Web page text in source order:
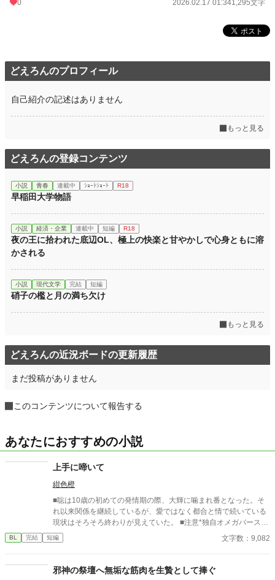
0 2026.02.17 01:341,295文字
どえろんのプロフィール
自己紹介の記述はありません
もっと見る
どえろんの登録コンテンツ
小説 青春 連載中 ｼｮｰﾄｼｮｰﾄ R18
早稲田大学物語
小説 経済・企業 連載中 短編 R18
夜の王に拾われた底辺OL、極上の快楽と甘やかしで心身ともに溶
かされる
小説 現代文学 完結 短編
硝子の檻と月の満ち欠け
もっと見る
どえろんの近況ボードの更新履歴
まだ投稿がありません
このコンテンツについて報告する
あなたにおすすめの小説
上手に啼いて
紺色橙
■聡は10歳の初めての発情期の際、大輝に噛まれ番となった。そ
れ以来関係を継続しているが、愛ではなく都合と情で続いている
現状はそろそろ終わりが見えていた。 ■注意*独自オメガバース設
定。■『それは愛か本能か』と同じ世界設定です。関係は一切な
し。
BL 完結 短編 文字数：9,082
邪神の祭壇へ無垢な筋肉を生贄として捧ぐ